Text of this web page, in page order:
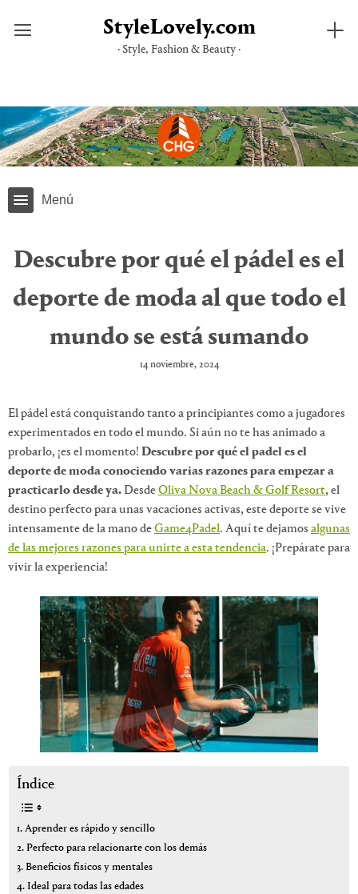
contenido
StyleLovely.com
· Style, Fashion & Beauty ·
Menú
Descubre por qué el pádel es el
deporte de moda al que todo el
mundo se está sumando
14 noviembre, 2024
El pádel está conquistando tanto a principiantes como a jugadores
experimentados en todo el mundo. Si aún no te has animado a
probarlo, ¡es el momento! Descubre por qué el padel es el
deporte de moda conociendo varias razones para empezar a
practicarlo desde ya. DesdeOliva Nova Beach & Golf Resort, el
destino perfecto para unas vacaciones activas, este deporte se vive
intensamente de la mano deGame4Padel. Aquí te dejamos algunas
de las mejores razones para unirte a esta tendencia. ¡Prepárate para
vivir la experiencia!
Índice
Aprender es rápido y sencillo
Perfecto para relacionarte con los demás
Beneficios físicos y mentales
Ideal para todas las edades